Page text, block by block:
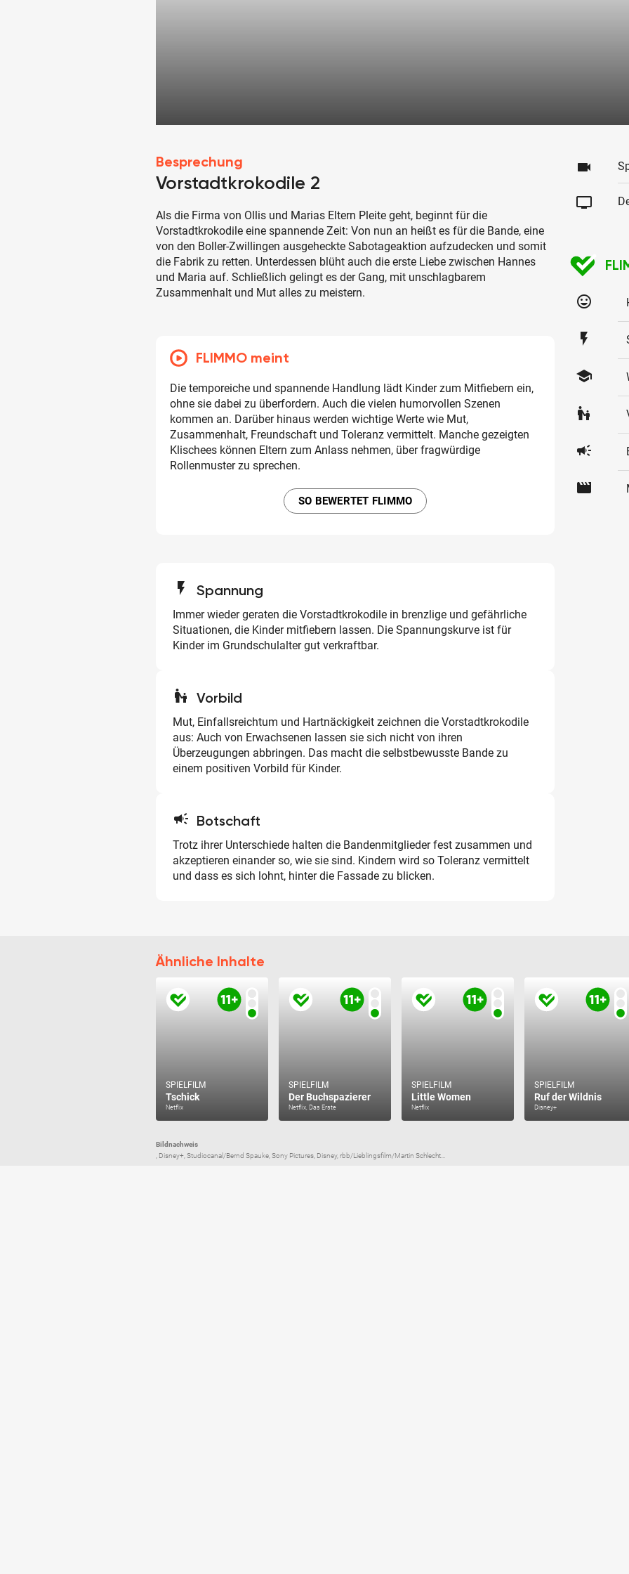
Besprechung
Vorstadtkrokodile 2
Als die Firma von Ollis und Marias Eltern Pleite geht, beginnt für die
Vorstadtkrokodile eine spannende Zeit: Von nun an heißt es für die Bande, eine
von den Boller-Zwillingen ausgeheckte Sabotageaktion aufzudecken und somit
die Fabrik zu retten. Unterdessen blüht auch die erste Liebe zwischen Hannes
und Maria auf. Schließlich gelingt es der Gang, mit unschlagbarem
Zusammenhalt und Mut alles zu meistern.
FLIMMO meint
Die temporeiche und spannende Handlung lädt Kinder zum Mitfiebern ein,
ohne sie dabei zu überfordern. Auch die vielen humorvollen Szenen
kommen an. Darüber hinaus werden wichtige Werte wie Mut,
Zusammenhalt, Freundschaft und Toleranz vermittelt. Manche gezeigten
Klischees können Eltern zum Anlass nehmen, über fragwürdige
Rollenmuster zu sprechen.
SO BEWERTET FLIMMO
flash_on Spannung
Immer wieder geraten die Vorstadtkrokodile in brenzlige und gefährliche
Situationen, die Kinder mitfiebern lassen. Die Spannungskurve ist für
Kinder im Grundschulalter gut verkraftbar.
escalator_warning Vorbild
Mut, Einfallsreichtum und Hartnäckigkeit zeichnen die Vorstadtkrokodile
aus: Auch von Erwachsenen lassen sie sich nicht von ihren
Überzeugungen abbringen. Das macht die selbstbewusste Bande zu
einem positiven Vorbild für Kinder.
campaign Botschaft
Trotz ihrer Unterschiede halten die Bandenmitglieder fest zusammen und
akzeptieren einander so, wie sie sind. Kindern wird so Toleranz vermittelt
und dass es sich lohnt, hinter die Fassade zu blicken.
videocam
tv
tag_faces
flash_on
school
escalator_warning
campaign
movie
Ähnliche Inhalte
SPIELFILM
Tschick
Netflix
SPIELFILM
Der Buchspazierer
Netflix, Das Erste
SPIELFILM
Little Women
Netflix
SPIELFILM
Ruf der Wildnis
Disney+
Bildnachweis
, Disney+, Studiocanal/Bernd Spauke, Sony Pictures, Disney, rbb/Lieblingsfilm/Martin Schlecht...